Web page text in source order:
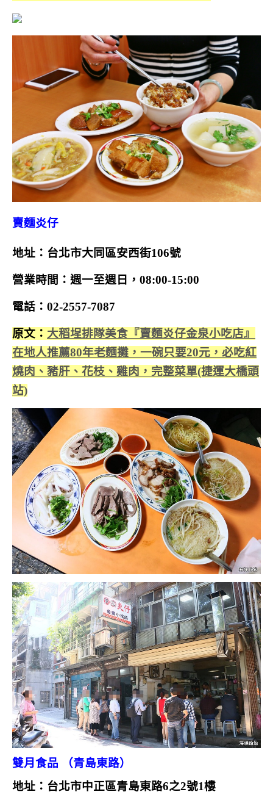
賣麵炎仔
地址：台北市大同區安西街106號
營業時間：週一至週日，08:00-15:00
電話：02-2557-7087
原文： 大稻埕排隊美食『賣麵炎仔金泉小吃店』
在地人推薦80年老麵攤，一碗只要20元，必吃紅
燒肉、豬肝、花枝、雞肉，完整菜單(捷運大橋頭
站)
雙月食品 （青島東路）
地址：台北市中正區青島東路6之2號1樓